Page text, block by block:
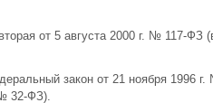
от 5 августа 2000 г. № 117-ФЗ
закон от 21 ноября 1996
32-ФЗ).